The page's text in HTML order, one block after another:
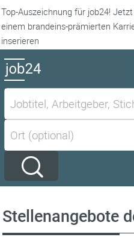
Top-Auszeichnung für job24!
einem brandeins-prämierten
inserieren
Stellenangebote